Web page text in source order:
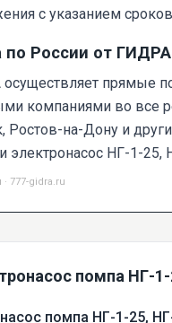
с указанием
по России от
прямые
компаниями во все
на-Дону и
НГ-1-25,
777-gidra.ru
помпа НГ-
помпа НГ-1-25,